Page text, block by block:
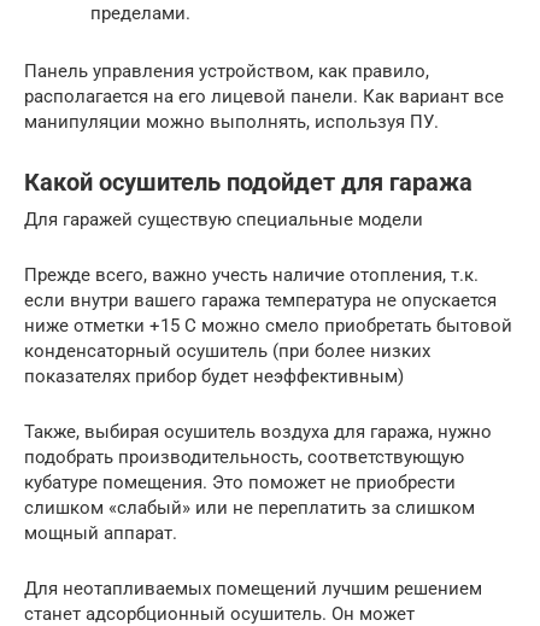
пределами.
Панель управления устройством, как правило,
располагается на его лицевой панели. Как вариант все
манипуляции можно выполнять, используя ПУ.
Какой осушитель подойдет для гаража
Для гаражей существую специальные модели
Прежде всего, важно учесть наличие отопления, т.к.
если внутри вашего гаража температура не опускается
ниже отметки +15 С можно смело приобретать бытовой
конденсаторный осушитель (при более низких
показателях прибор будет неэффективным)
Также, выбирая осушитель воздуха для гаража, нужно
подобрать производительность, соответствующую
кубатуре помещения. Это поможет не приобрести
слишком «слабый» или не переплатить за слишком
мощный аппарат.
Для неотапливаемых помещений лучшим решением
станет адсорбционный осушитель. Он может